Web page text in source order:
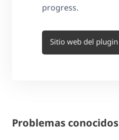
progress.
Sitio web del plugin
Problemas conocidos